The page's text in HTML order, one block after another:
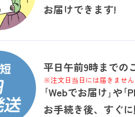
お届けできます!
平日午前9時までの
※注文日当日には届きません
｢Webでお届け｣や｢
お手続き後、すぐに